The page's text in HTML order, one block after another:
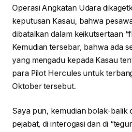
Operasi Angkatan Udara
keputusan Kasau, bahwa
dibatalkan dalam keikutsertaan
Kemudian tersebar, bahwa ada
yang mengadu kepada Kasau
para Pilot Hercules untuk
Oktober tersebut.
Saya pun, kemudian bolak-balik
pejabat, di interogasi dan di